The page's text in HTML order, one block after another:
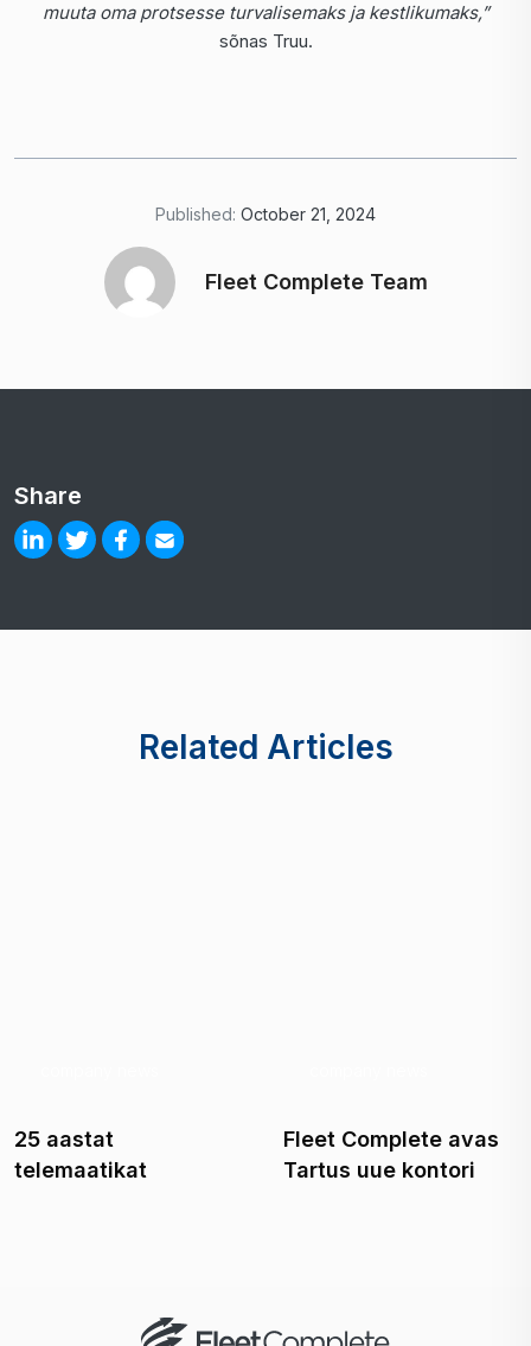
muuta oma protsesse turvalisemaks ja kestlikumaks,”
sõnas Truu.
Fleet Complete Team
Published: October 21, 2024
Share
Related Articles
25 aastat
telemaatikat
Fleet Complete avas
Tartus uue kontori